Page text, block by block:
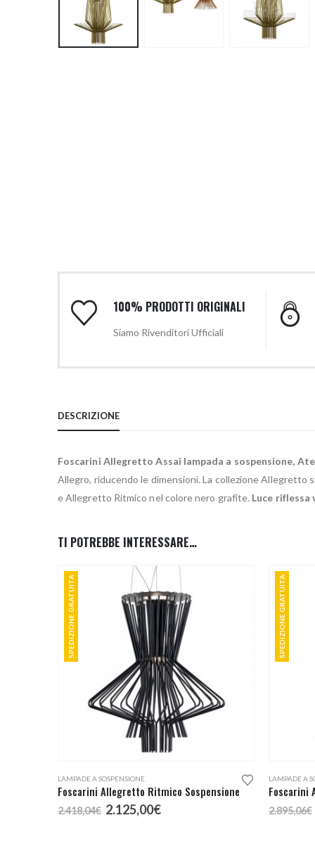
100% PRODOTTI ORIGINALI
Siamo Rivenditori Ufficiali
DESCRIZIONE
Foscarini Allegretto Assai lampada a sospensione,
Allegro, riducendo le dimensioni. La collezione
e Allegretto Ritmico nel colore nero grafite. Luce
TI POTREBBE INTERESSARE…
SPEDIZIONE GRATUITA
LAMPADE A SOSPENSIONE
Foscarini Allegretto Ritmico Sospensione
2.418,04€ Il
prezzo
2.125,00€Il
SPEDIZIONE GRATUITA
LAMPADE A
Foscarini
2.895,06€